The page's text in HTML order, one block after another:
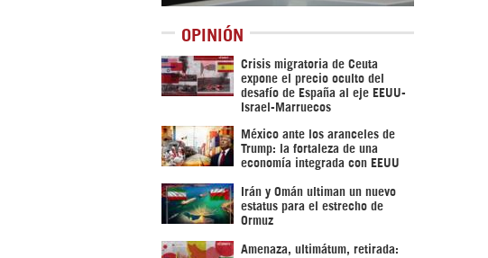
OPINIÓN
Crisis migratoria de Ceuta
expone el precio oculto del
desafío de España al eje EEUU-
Israel-Marruecos
México ante los aranceles de
Trump: la fortaleza de una
economía integrada con EEUU
Irán y Omán ultiman un nuevo
estatus para el estrecho de
Ormuz
Amenaza, ultimátum, retirada: